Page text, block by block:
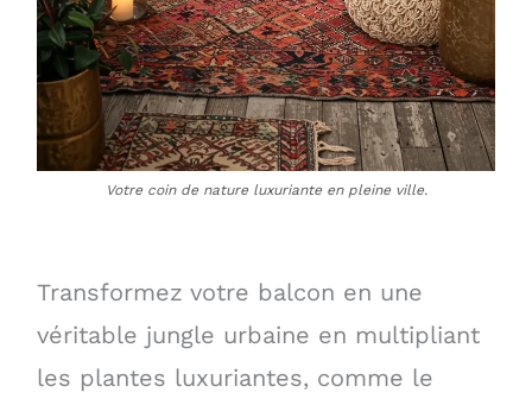
Votre coin de nature luxuriante en pleine ville.
Transformez votre balcon en une
véritable jungle urbaine en multipliant
les plantes luxuriantes, comme le